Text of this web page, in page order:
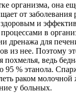
организма, она
от заболевания
здоровым и
в
дренажа для
из нее. Поэтому
ведь
95 % этанола.
раком
у больных.